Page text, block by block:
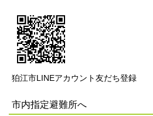
狛江市LINEアカウント友だち登録
市内指定避難所へ